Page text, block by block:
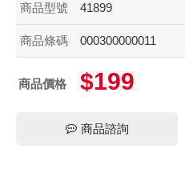
商品型號 41899
商品條碼 000300000011
商品價格 $199
商品諮詢